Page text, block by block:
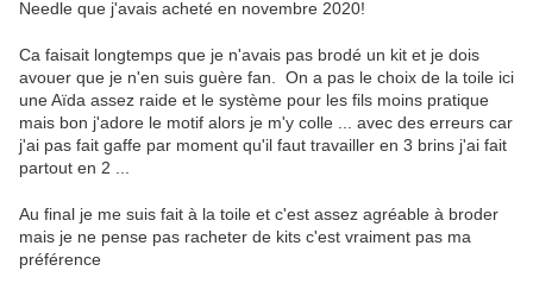
Needle que j'avais acheté en novembre 2020!
Ca faisait longtemps que je n'avais pas brodé un kit et je dois
avouer que je n'en suis guère fan. On a pas le choix de la toile ici
une Aïda assez raide et le système pour les fils moins pratique
mais bon j'adore le motif alors je m'y colle ... avec des erreurs car
j'ai pas fait gaffe par moment qu'il faut travailler en 3 brins j'ai fait
partout en 2 ...
Au final je me suis fait à la toile et c'est assez agréable à broder
mais je ne pense pas racheter de kits c'est vraiment pas ma
préférence